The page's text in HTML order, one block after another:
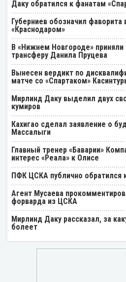
Даку обратился к фанатам
Губерниев обозначил фаворита
«Краснодаром»
В «Нижнем Новгороде»
трансферу Данила Пруцева
Вынесен вердикт по
матче со «Спартаком»
Мирлинд Даку выделил двух
кумиров
Кахигао сделал заявление о
Массалыги
Главный тренер «Баварии»
интерес «Реала» к Олисе
ПФК ЦСКА публично обратился
Агент Мусаева
форварда из ЦСКА
Мирлинд Даку рассказал, за
болеет